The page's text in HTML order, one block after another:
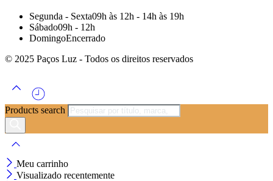
Segunda - Sexta09h às 12h - 14h às 19h
Sábado09h - 12h
DomingoEncerrado
© 2025 Paços Luz - Todos os direitos reservados
Products search
Meu carrinho
Visualizado recentemente